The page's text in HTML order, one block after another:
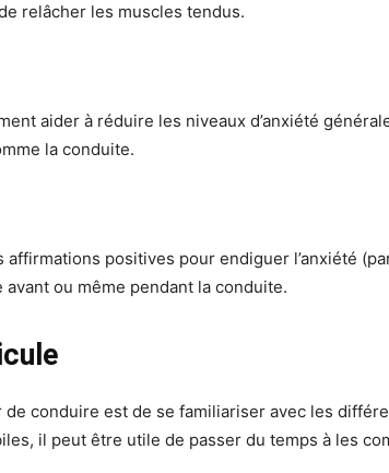
relâcher les muscles tendus.
aider à réduire les niveaux d’anxiété
la conduite.
positives pour endiguer l’anxiété
ou même pendant la conduite.
conduire est de se familiariser avec les
il peut être utile de passer du temps à les